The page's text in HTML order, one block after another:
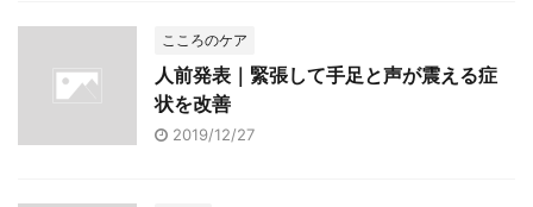
こころのケア
人前発表｜緊張して手足と声が震える症
状を改善
2019/12/27